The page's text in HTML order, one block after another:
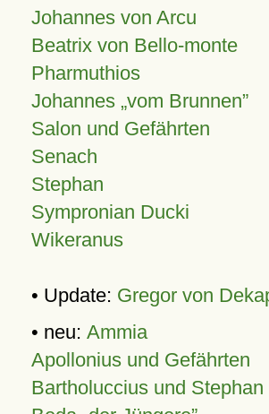
Johannes von Arcu
Beatrix von Bello-monte
Pharmuthios
Johannes vom Brunnen
Salon und Gefährten
Senach
Stephan
Sympronian Ducki
Wikeranus
• Update: Gregor von
• neu: Ammia
Apollonius und Gefährten
Bartholuccius und Stephan